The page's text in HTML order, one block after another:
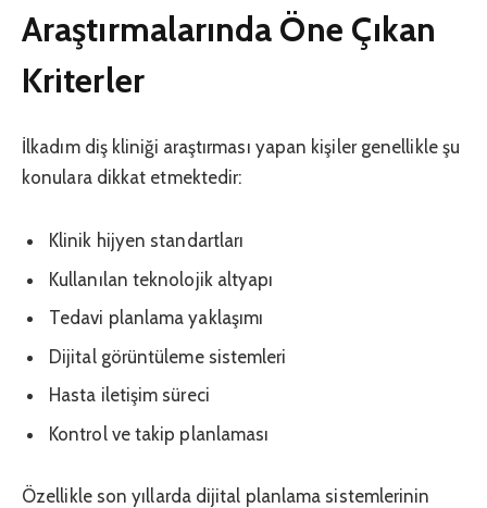
Araştırmalarında Öne Çıkan
Kriterler
İlkadım diş kliniği araştırması yapan kişiler genellikle şu
konulara dikkat etmektedir:
Klinik hijyen standartları
Kullanılan teknolojik altyapı
Tedavi planlama yaklaşımı
Dijital görüntüleme sistemleri
Hasta iletişim süreci
Kontrol ve takip planlaması
Özellikle son yıllarda dijital planlama sistemlerinin